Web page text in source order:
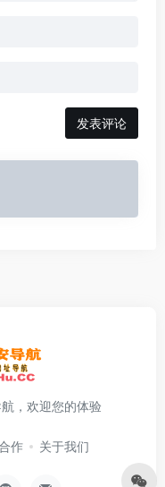
发表评论
，欢迎您的体验
作 关于我们